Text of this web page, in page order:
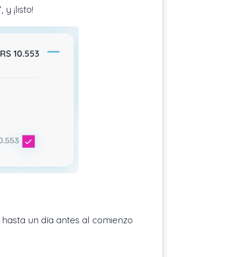
¡listo!
un día antes al comienzo